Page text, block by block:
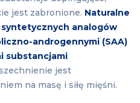
jest zabronione. Naturalne
analogów
androgennymi (SAA)
substancjami
jest
na masę i siłę mięśni.